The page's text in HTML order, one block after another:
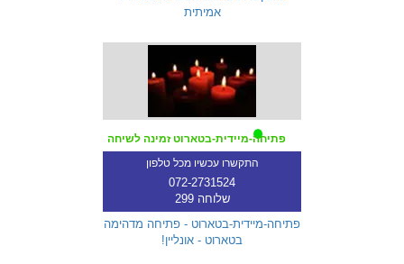
אמיתית
פתיחה-מיידית-בטארוט זמינה לשיחה
התקשרו עכשיו מכל טלפון
072-2731524
שלוחה 299
פתיחה-מיידית-בטארוט - פתיחה מדהימה
בטארוט - אונליין!